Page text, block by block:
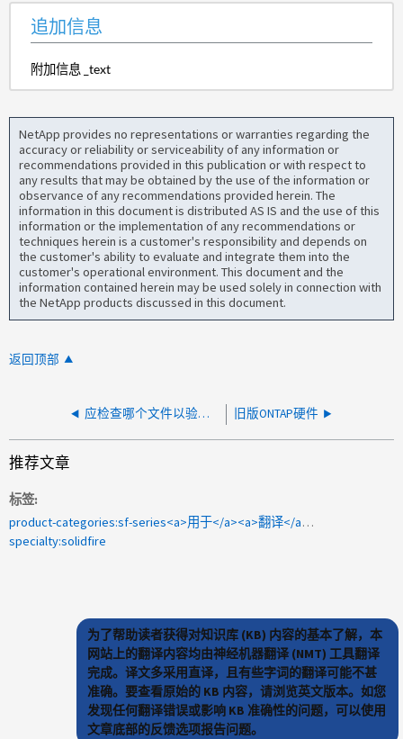
追加信息
附加信息 _text
NetApp provides no representations or warranties regarding the
accuracy or reliability or serviceability of any information or
recommendations provided in this publication or with respect to
any results that may be obtained by the use of the information or
observance of any recommendations provided herein. The
information in this document is distributed AS IS and the use of this
information or the implementation of any recommendations or
techniques herein is a customer's responsibility and depends on
the customer's ability to evaluate and integrate them into the
customer's operational environment. This document and the
information contained herein may be used solely in connection with
the NetApp products discussed in this document.
返回顶部
应检查哪个文件以验证 HCI 计算节点上的 SEL 以进行运行状况检查？ 旧版ONTAP硬件
推荐文章
标签
product-categories:sf-series<a>用于</a><a>翻译</a><a>的2009-165740 </a>
specialty:solidfire
为了帮助读者获得对知识库 (KB) 内容的基本了解，本
网站上的翻译内容均由神经机器翻译 (NMT) 工具翻译
完成。译文多采用直译，且有些字词的翻译可能不甚
准确。要查看原始的 KB 内容，请浏览英文版本。如您
发现任何翻译错误或影响 KB 准确性的问题，可以使用
文章底部的反馈选项报告问题。